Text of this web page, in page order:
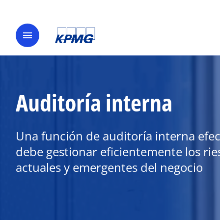
menu
Auditoría interna
Una función de auditoría interna
debe gestionar eficientemente los
actuales y emergentes del negocio